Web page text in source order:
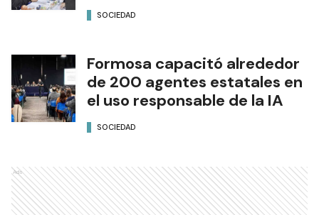
SOCIEDAD
Formosa capacitó alrededor
de 200 agentes estatales en
el uso responsable de la IA
SOCIEDAD
Ads